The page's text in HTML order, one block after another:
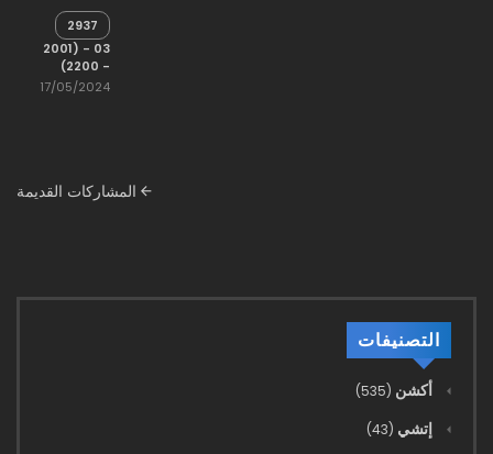
2937
03 - (2001
- 2200)
17/05/2024
المشاركات القديمة
التصنيفات
أكشن (535)
إتشي (43)